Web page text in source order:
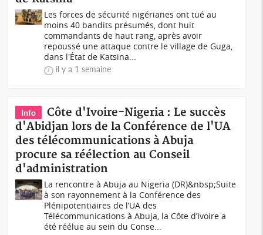
Les forces de sécurité nigérianes ont tué au
moins 40 bandits présumés, dont huit
commandants de haut rang, après avoir
repoussé une attaque contre le village de Guga,
dans l'État de Katsina...
il y a 1 semaine
Info
Côte d'Ivoire-Nigeria : Le succès
d'Abidjan lors de la Conférence de l'UA
des télécommunications à Abuja
procure sa réélection au Conseil
d'administration
La rencontre à Abuja au Nigeria (DR)&nbsp;Suite
à son rayonnement à la Conférence des
Plénipotentiaires de l’UA des
Télécommunications à Abuja, la Côte d’Ivoire a
été réélue au sein du Conse...